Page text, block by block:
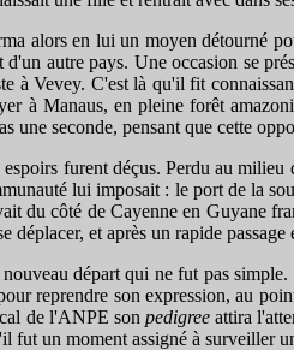
alors en lui un moyen détourné
d'un autre pays. Une occasion se
à Vevey. C'est là qu'il fit
à Manaus, en pleine forêt
une seconde, pensant que cette
espoirs furent déçus. Perdu au
lui imposait : le port de la
du côté de Cayenne en Guyane
déplacer, et après un rapide
départ qui ne fut pas simple.
reprendre son expression, au
de l'ANPE son pedigreeattira
fut un moment assigné à surveiller